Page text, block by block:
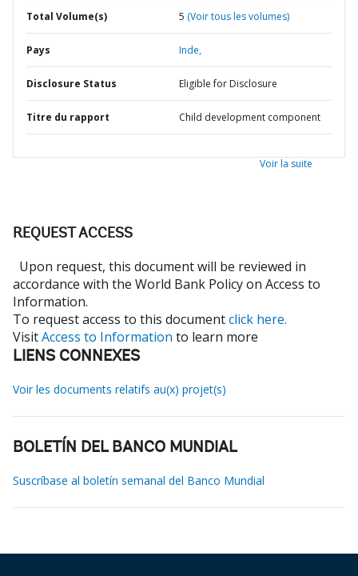
Total Volume(s) 5 (Voir tous les volumes)
Pays Inde,
Disclosure Status Eligible for Disclosure
Titre du rapport Child development component
Voir la suite
REQUEST ACCESS
Upon request, this document will be reviewed in
accordance with the World Bank Policy on Access to
Information.
To request access to this documentclick here.
VisitAccess to Information to learn more
LIENS CONNEXES
Voir les documents relatifs au(x) projet(s)
BOLETÍN DEL BANCO MUNDIAL
Suscríbase al boletín semanal del Banco Mundial